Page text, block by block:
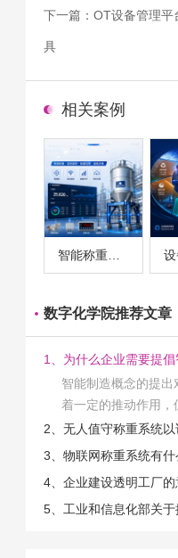
下一篇： OT设备管理平
具
相关案例
智能称重系统案例
数字化学院推荐文章
1、为什么企业需要提倡
智能制造概念的提
着一定的推动作用，
中，能够推动相关产
的。那么为什么企业
2、无人值守称重系统
3、物联网称重系统有什
4、企业建设透明工厂的
5、工业和信息化部关